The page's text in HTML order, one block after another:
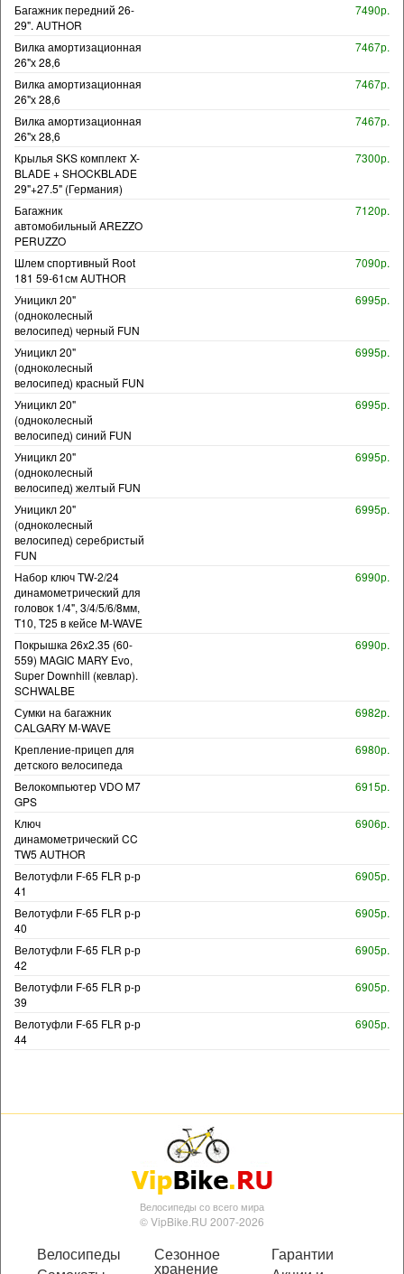
Багажник передний 26-
29". AUTHOR
7490р.
Вилка амортизационная
26"х 28,6
7467р.
Вилка амортизационная
26"х 28,6
7467р.
Вилка амортизационная
26"х 28,6
7467р.
Крылья SKS комплект X-
BLADE + SHOCKBLADE
29"+27.5" (Германия)
7300р.
Багажник
автомобильный AREZZO
PERUZZO
7120р.
Шлем спортивный Root
181 59-61см AUTHOR
7090р.
Уницикл 20"
(одноколесный
велосипед) черный FUN
6995р.
Уницикл 20"
(одноколесный
велосипед) красный FUN
6995р.
Уницикл 20"
(одноколесный
велосипед) синий FUN
6995р.
Уницикл 20"
(одноколесный
велосипед) желтый FUN
6995р.
Уницикл 20"
(одноколесный
велосипед) серебристый
FUN
6995р.
Набор ключ TW-2/24
динамометрический для
головок 1/4", 3/4/5/6/8мм,
T10, T25 в кейсе M-WAVE
6990р.
Покрышка 26x2.35 (60-
559) MAGIC MARY Evo,
Super Downhill (кевлар).
SCHWALBE
6990р.
Сумки на багажник
CALGARY M-WAVE
6982р.
Крепление-прицеп для
детского велосипеда
6980р.
Велокомпьютер VDO M7
GPS
6915р.
Ключ
динамометрический CC
TW5 AUTHOR
6906р.
Велотуфли F-65 FLR р-р
41
6905р.
Велотуфли F-65 FLR р-р
40
6905р.
Велотуфли F-65 FLR р-р
42
6905р.
Велотуфли F-65 FLR р-р
39
6905р.
Велотуфли F-65 FLR р-р
44
6905р.
Велосипеды со всего мира
© VipBike.RU 2007-2026
Велосипеды
Сезонное
хранение
Гарантии